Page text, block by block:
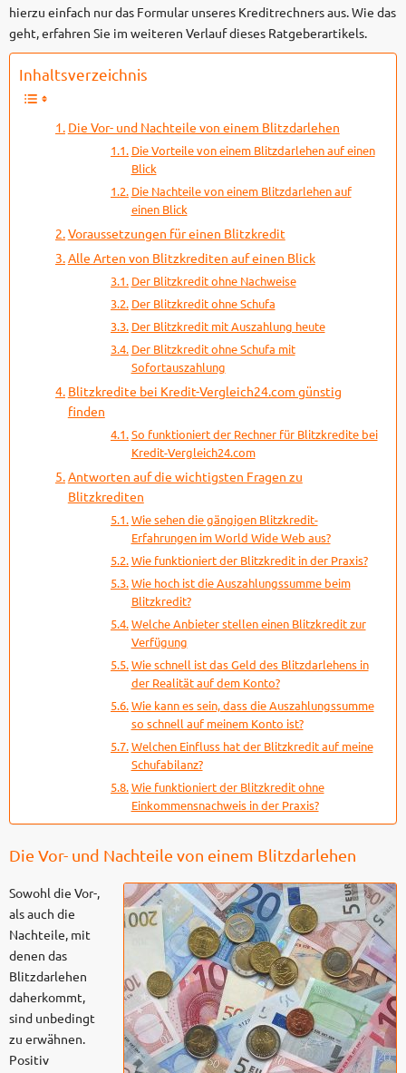
hierzu einfach nur das Formular unseres Kreditrechners aus. Wie das
geht, erfahren Sie im weiteren Verlauf dieses Ratgeberartikels.
Inhaltsverzeichnis
Die Vor- und Nachteile von einem Blitzdarlehen
Die Vorteile von einem Blitzdarlehen auf einen
Blick
Die Nachteile von einem Blitzdarlehen auf
einen Blick
Voraussetzungen für einen Blitzkredit
Alle Arten von Blitzkrediten auf einen Blick
Der Blitzkredit ohne Nachweise
Der Blitzkredit ohne Schufa
Der Blitzkredit mit Auszahlung heute
Der Blitzkredit ohne Schufa mit
Sofortauszahlung
Blitzkredite bei Kredit-Vergleich24.com günstig
finden
So funktioniert der Rechner für Blitzkredite bei
Kredit-Vergleich24.com
Antworten auf die wichtigsten Fragen zu
Blitzkrediten
Wie sehen die gängigen Blitzkredit-
Erfahrungen im World Wide Web aus?
Wie funktioniert der Blitzkredit in der Praxis?
Wie hoch ist die Auszahlungssumme beim
Blitzkredit?
Welche Anbieter stellen einen Blitzkredit zur
Verfügung
Wie schnell ist das Geld des Blitzdarlehens in
der Realität auf dem Konto?
Wie kann es sein, dass die Auszahlungssumme
so schnell auf meinem Konto ist?
Welchen Einfluss hat der Blitzkredit auf meine
Schufabilanz?
Wie funktioniert der Blitzkredit ohne
Einkommensnachweis in der Praxis?
Die Vor- und Nachteile von einem Blitzdarlehen
Sowohl die Vor-,
als auch die
Nachteile, mit
denen das
Blitzdarlehen
daherkommt,
sind unbedingt
zu erwähnen.
Positiv